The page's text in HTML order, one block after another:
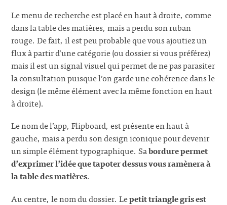
Le menu de recherche est placé en haut à droite, comme
dans la table des matières, mais a perdu son ruban
rouge. De fait, il est peu probable que vous ajoutiez un
flux à partir d’une catégorie (ou dossier si vous préférez)
mais il est un signal visuel qui permet de ne pas parasiter
la consultation puisque l’on garde une cohérence dans le
design (le même élément avec la même fonction en haut
à droite).
Le nom de l’app, Flipboard, est présente en haut à
gauche, mais a perdu son design iconique pour devenir
un simple élément typographique. Sabordure permet
d’exprimer l’idée que tapoter dessus vous ramènera à
la table des matières.
Au centre, le nom du dossier. Lepetit triangle gris est